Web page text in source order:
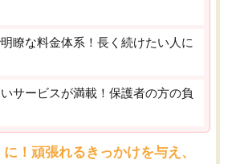
瞭な料金体系！長く続けたい人に
サービスが満載！保護者の方の負
！頑張れるきっかけを与え、